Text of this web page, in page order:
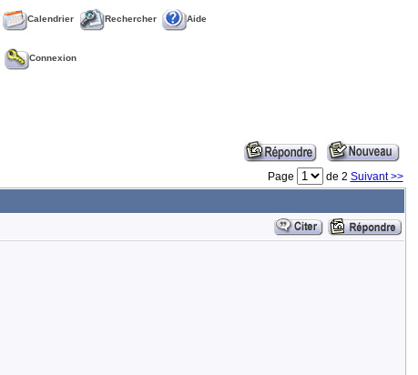
Calendrier Rechercher Aide
Connexion
Page de 2 Suivant >>